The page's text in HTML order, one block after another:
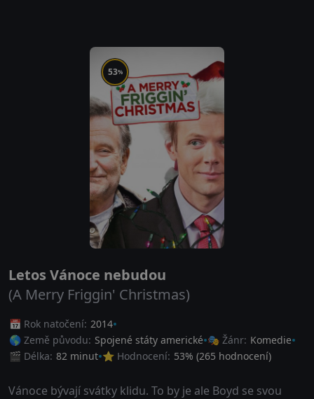
53%
Letos Vánoce nebudou
(A Merry Friggin' Christmas)
📅 Rok natočení: 2014
🌎 Země původu: Spojené státy americké 🎭 Žánr: Komedie
🎬 Délka: 82 minut ⭐ Hodnocení: 53% (265 hodnocení)
Vánoce bývají svátky klidu. To by je ale Boyd se svou